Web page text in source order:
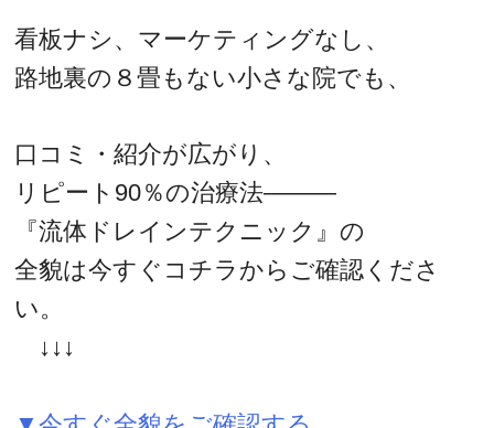
看板ナシ、マーケティングなし、
路地裏の８畳もない小さな院でも、
口コミ・紹介が広がり、
リピート90％の治療法―――
『流体ドレインテクニック』の
全貌は今すぐコチラからご確認くださ
い。
↓↓↓